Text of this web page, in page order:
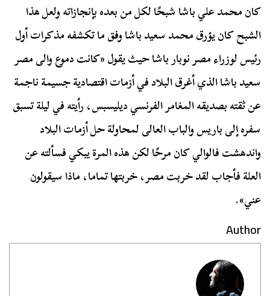
كان محمد علي باشا شبحًا لكل من بعده بإنجازاته ولعل هذا
الشبح كان يؤرق محمد سعيد باشا وفق ما تكشفه مذكرات أول
رئيس لوزراء مصر نوبار باشا حيث يقول «كانت دموع والى مصر
سعيد باشا الذي أغرق البلاد في أزمات اقتصادية جسيمة ناجمة
عن ثقته بصديقه المغامر الفرنسي ديليسبس، رأيته في ليلة تسبق
سفره إلى باريس والباب العالى لمحاولة حل أزمات البلاد
واندهشت فالوالي كان مرحًا لكن هذه المرة يبكي فسألته عن
العلة فأجاب لقد خربت مصر، خربتها تماما، ماذا سيقولون
عني».
Author